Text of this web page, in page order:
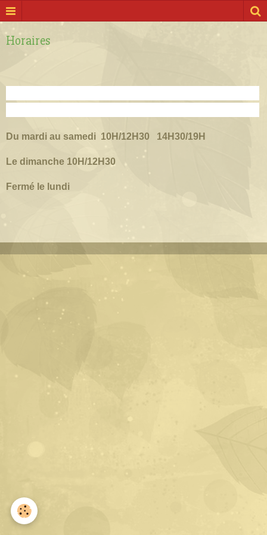
Horaires
Du mardi au samedi 10H/12H30 14H30/19H
Le dimanche 10H/12H30
Fermé le lundi